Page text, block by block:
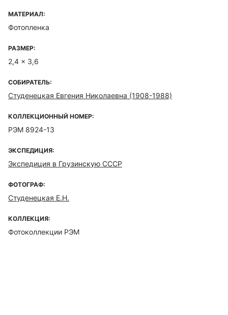
МАТЕРИАЛ:
Фотопленка
РАЗМЕР:
2,4 x 3,6
СОБИРАТЕЛЬ:
Студенецкая Евгения Николаевна (1908-1988)
КОЛЛЕКЦИОННЫЙ НОМЕР:
РЭМ 8924-13
ЭКСПЕДИЦИЯ:
Экспедиция в Грузинскую СССР
ФОТОГРАФ:
Студенецкая Е.Н.
КОЛЛЕКЦИЯ:
Фотоколлекции РЭМ